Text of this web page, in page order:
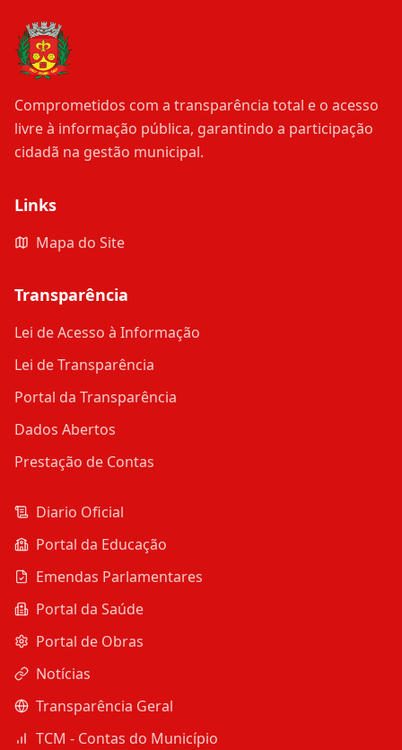
Comprometidos com a transparência total e o acesso
livre à informação pública, garantindo a participação
cidadã na gestão municipal.
Links
Mapa do Site
Transparência
Lei de Acesso à Informação
Lei de Transparência
Portal da Transparência
Dados Abertos
Prestação de Contas
Diario Oficial
Portal da Educação
Emendas Parlamentares
Portal da Saúde
Portal de Obras
Notícias
Transparência Geral
TCM - Contas do Município